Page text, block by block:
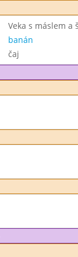
Veka s máslem a
banán
čaj